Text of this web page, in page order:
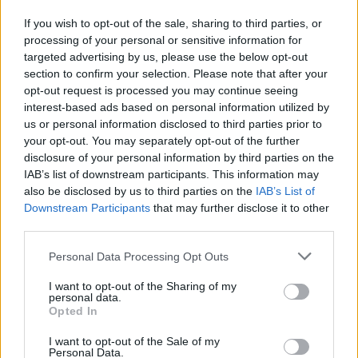
If you wish to opt-out of the sale, sharing to third parties, or
processing of your personal or sensitive information for
targeted advertising by us, please use the below opt-out
section to confirm your selection. Please note that after your
opt-out request is processed you may continue seeing
interest-based ads based on personal information utilized by
us or personal information disclosed to third parties prior to
your opt-out. You may separately opt-out of the further
disclosure of your personal information by third parties on the
IAB’s list of downstream participants. This information may
also be disclosed by us to third parties on the IAB’s List of
Downstream Participants that may further disclose it to other
Please note that this website/app uses one or more Google
not limited to your visit or usage behaviour. You may click to
grant or deny consent to Google and its third-party tags to
use your data for below specified purposes in below Google
consent section.
Personal Data Processing Opt Outs
I want to opt-out of the Sharing of my
personal data.
Opted In
I want to opt-out of the Sale of my
Personal Data.
Η ανακοίνωση του αρμόδιου Υπουργείου στις 27
Σεπτεμβρίου της πρόσληψης 873 αναπληρωτών
δασκάλων μέσω ΕΣΠΑ για την κάλυψη αποκλειστικά
λειτουργικών κενών και μόνο στο απογευματινό ωράριο,
αποδεικνύει πωςτο Υπουργείο θεωρεί το ολοήμερο
πρόγραμμα ως δομή χωρίς μόνιμους εκπαιδευτικούς
με αποτέλεσμα ναεξοβελίζεται η σταθερή εργασία και
να παρέχεται στους μαθητές μόνο εφόσον
χρηματοδοτείται από ευρωπαϊκά κονδύλια.
Η πρόσληψη των εκπαιδευτικών μέσω ΕΣΠΑ σημαίνει
υποαμοιβόμενη, ελαστική απασχόληση,ενώ
αποδεικνύει την ύπαρξη κενών, τη στιγμή που το
υπεραριθμίες, αποφάσεις που οδηγούν σ
σχολείο και των εργασιακών δικαιωμάτων των
εκπαιδευτικών».
κατέθεσαν ερώτηση προς τον Υπουργό Παιδείας &